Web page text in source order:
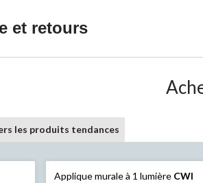
et retours
les produits tendances
Applique murale à 1 lumière CWI